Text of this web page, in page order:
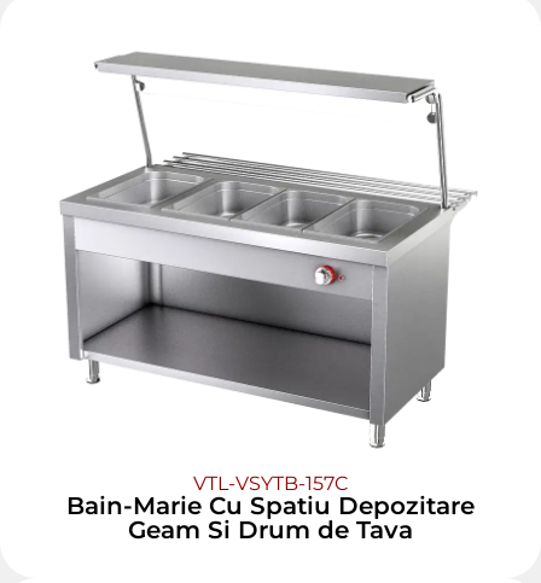
VTL-VSYTB-157C
Bain-Marie Cu Spatiu Depozitare
Geam Si Drum de Tava